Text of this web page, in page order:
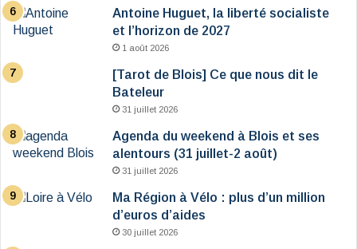
Antoine Huguet, la liberté socialiste
et l’horizon de 2027
1 août 2026
[Tarot de Blois] Ce que nous dit le
Bateleur
31 juillet 2026
Agenda du weekend à Blois et ses
alentours (31 juillet-2 août)
31 juillet 2026
Ma Région à Vélo : plus d’un million
d’euros d’aides
30 juillet 2026